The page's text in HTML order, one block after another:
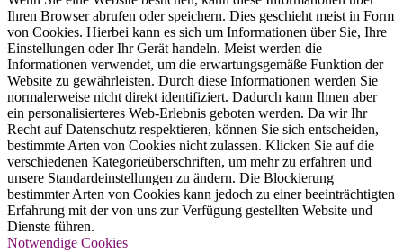
Ihren Browser abrufen oder speichern. Dies geschieht meist in Form
von Cookies. Hierbei kann es sich um Informationen über Sie, Ihre
Einstellungen oder Ihr Gerät handeln. Meist werden die
Informationen verwendet, um die erwartungsgemäße Funktion der
Website zu gewährleisten. Durch diese Informationen werden Sie
normalerweise nicht direkt identifiziert. Dadurch kann Ihnen aber
ein personalisierteres Web-Erlebnis geboten werden. Da wir Ihr
Recht auf Datenschutz respektieren, können Sie sich entscheiden,
bestimmte Arten von Cookies nicht zulassen. Klicken Sie auf die
verschiedenen Kategorieüberschriften, um mehr zu erfahren und
unsere Standardeinstellungen zu ändern. Die Blockierung
bestimmter Arten von Cookies kann jedoch zu einer beeinträchtigten
Erfahrung mit der von uns zur Verfügung gestellten Website und
Dienste führen.
Notwendige Cookies